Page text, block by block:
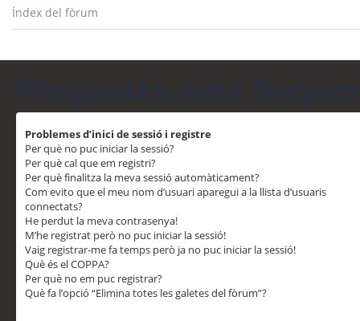
Índex del fòrum
Problemes d’inici de sessió i registre
Per què no puc iniciar la sessió?
Per què cal que em registri?
Per què finalitza la meva sessió automàticament?
Com evito que el meu nom d’usuari aparegui a la llista d’usuaris
connectats?
He perdut la meva contrasenya!
M’he registrat però no puc iniciar la sessió!
Vaig registrar-me fa temps però ja no puc iniciar la sessió!
Què és el COPPA?
Per què no em puc registrar?
Què fa l’opció “Elimina totes les galetes del fòrum”?